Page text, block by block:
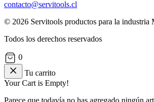
contacto@servitools.cl
© 2026 Servitools productos para la industria
Todos los derechos reservados
0
Tu carrito
Your Cart is Empty!